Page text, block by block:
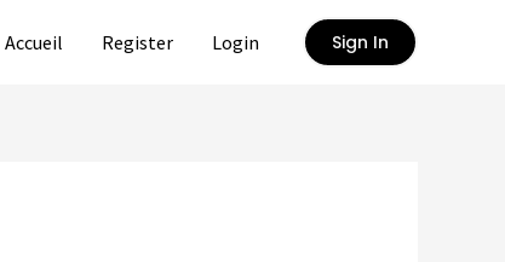
Accueil Register Login Sign In